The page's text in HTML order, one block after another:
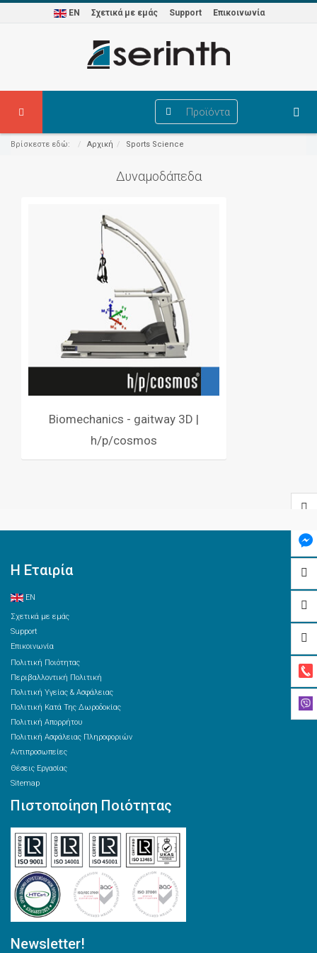
EN Σχετικά με εμάς Support Επικοινωνία
Προϊόντα
Βρίσκεστε εδώ: Αρχική Sports Science
Δυναμοδάπεδα
Biomechanics - gaitway 3D |
h/p/cosmos
Η Εταιρία
EN
Σχετικά με εμάς
Support
Επικοινωνία
Πολιτική Ποιότητας
Περιβαλλοντική Πολιτική
Πολιτική Υγείας & Ασφάλειας
Πολιτική Κατά Της Δωροδοκίας
Πολιτική Απορρήτου
Πολιτική Ασφάλειας Πληροφοριών
Αντιπροσωπείες
Θέσεις Εργασίας
Sitemap
Πιστοποίηση Ποιότητας
Newsletter!